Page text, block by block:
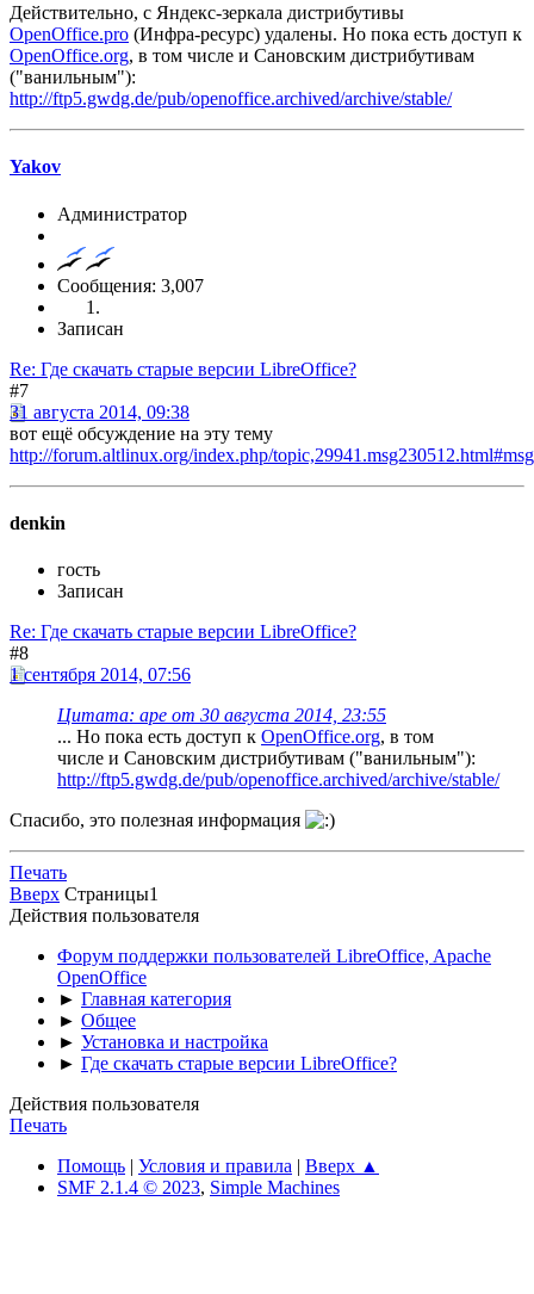
Действительно, с Яндекс-зеркала дистрибутивы
OpenOffice.pro (Инфра-ресурс) удалены. Но пока есть доступ к
OpenOffice.org, в том числе и Сановским дистрибутивам
("ванильным"):
http://ftp5.gwdg.de/pub/openoffice.archived/archive/stable/
Yakov
Администратор
Сообщения: 3,007
Записан
Re: Где скачать старые версии LibreOffice?
#7
31 августа 2014, 09:38
вот ещё обсуждение на эту тему
http://forum.altlinux.org/index.php/
denkin
гость
Записан
Re: Где скачать старые версии LibreOffice?
#8
1 сентября 2014, 07:56
Цитата: ape от 30 августа 2014, 23:55
... Но пока есть доступ к OpenOffice.org, в том
числе и Сановским дистрибутивам ("ванильным"):
http://ftp5.gwdg.de/pub/openoffice.archived/archive/stable/
Спасибо, это полезная информация
Печать
Вверх Страницы1
Действия пользователя
Форум поддержки пользователей LibreOffice, Apache
OpenOffice
► Главная категория
► Общее
► Установка и настройка
► Где скачать старые версии LibreOffice?
Действия пользователя
Печать
Помощь | Условия и правила | Вверх ▲
SMF 2.1.4 © 2023, Simple Machines